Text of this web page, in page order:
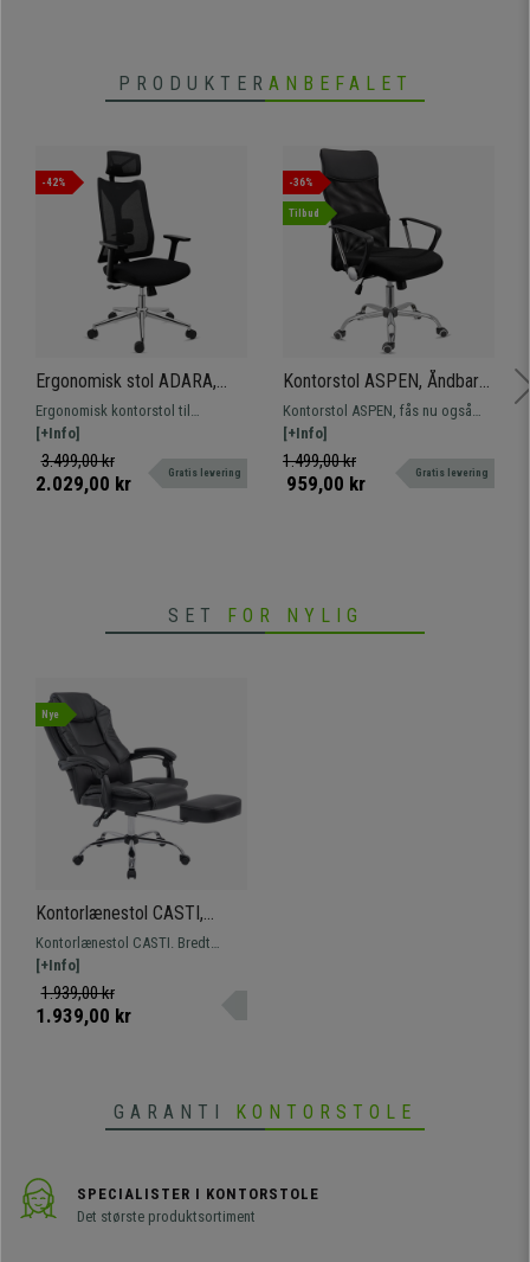
PRODUKTER ANBEFALET
-42%
Ergonomisk stol ADARA,
Nakkestøtte, Professionel
brug i 8 timer, 3D-armlæn, I
Sort
Ergonomisk kontorstol til
professionel brug. Høj kvalitet,
meget komfortabel og innovativt
design.
[+Info]
3.499,00 kr
2.029,00 kr Gratis levering
-36%
Tilbud
Kontorstol ASPEN, Åndbart
net, Polstret sæde og
Utrolig pris, Farve sort
Kontorstol ASPEN, fås nu også
med polstret sæde i stof og i
forskellige farver, som altid til den
bedste pris. En fremragende
[+Info]
1.499,00 kr
959,00 kr Gratis levering
SET FOR NYLIG
Nye
Kontorlænestol CASTI,
Justerbar Fodstøtte, Bred
Polstret, I Sort Læder
Kontorlænestol CASTI. Bredt
polstret med syntetisk læder i
forskellige farver og høj resistens
med metalfod.
[+Info]
1.939,00 kr
1.939,00 kr
GARANTI KONTORSTOLE
SPECIALISTER I KONTORSTOLE
Det største produktsortiment